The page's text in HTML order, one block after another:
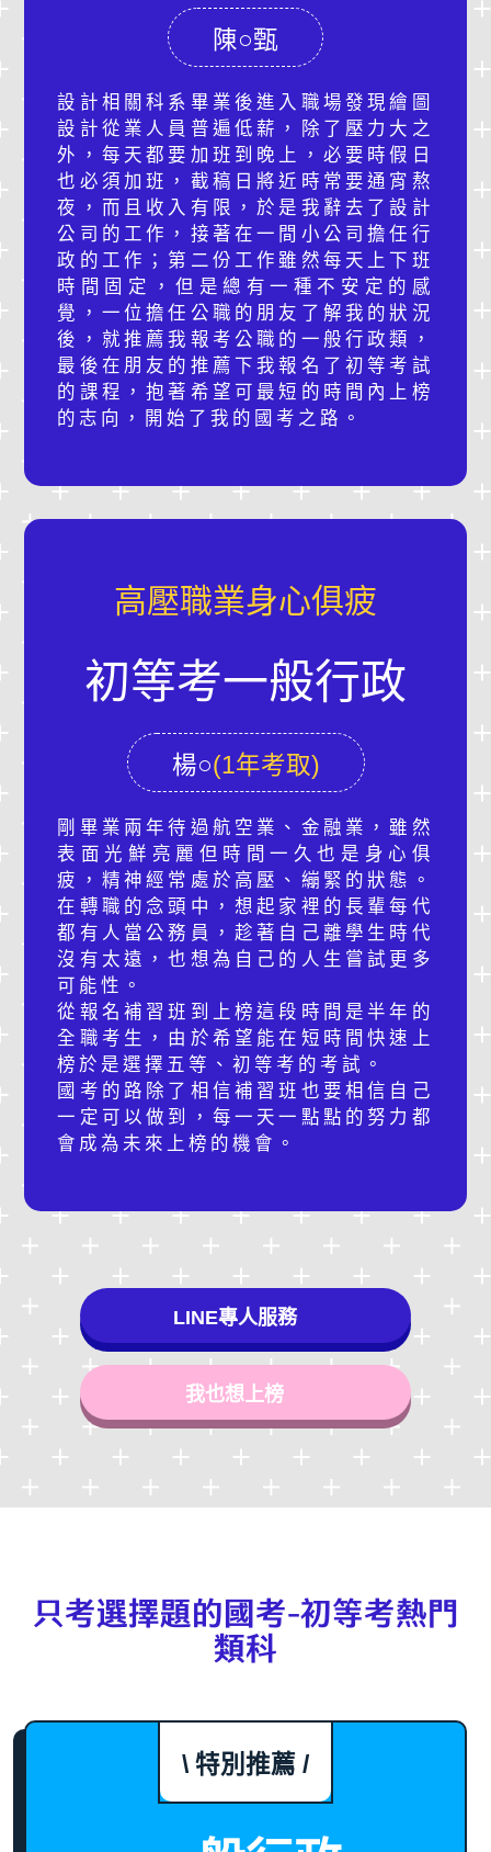
陳○甄
設計相關科系畢業後進入職場發現繪圖
設計從業人員普遍低薪，除了壓力大之
外，每天都要加班到晚上，必要時假日
也必須加班，截稿日將近時常要通宵熬
夜，而且收入有限，於是我辭去了設計
公司的工作，接著在一間小公司擔任行
政的工作；第二份工作雖然每天上下班
時間固定，但是總有一種不安定的感
覺，一位擔任公職的朋友了解我的狀況
後，就推薦我報考公職的一般行政類，
最後在朋友的推薦下我報名了初等考試
的課程，抱著希望可最短的時間內上榜
的志向，開始了我的國考之路。
高壓職業身心俱疲
初等考一般行政
楊○(1年考取)
剛畢業兩年待過航空業、金融業，雖然
表面光鮮亮麗但時間一久也是身心俱
疲，精神經常處於高壓、繃緊的狀態。
在轉職的念頭中，想起家裡的長輩每代
都有人當公務員，趁著自己離學生時代
沒有太遠，也想為自己的人生嘗試更多
可能性。
從報名補習班到上榜這段時間是半年的
全職考生，由於希望能在短時間快速上
榜於是選擇五等、初等考的考試。
國考的路除了相信補習班也要相信自己
一定可以做到，每一天一點點的努力都
會成為未來上榜的機會。
LINE專人服務
我也想上榜
只考選擇題的國考-初等考熱門
類科
\ 特別推薦 /